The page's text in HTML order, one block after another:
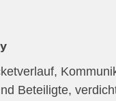
Beteiligte,